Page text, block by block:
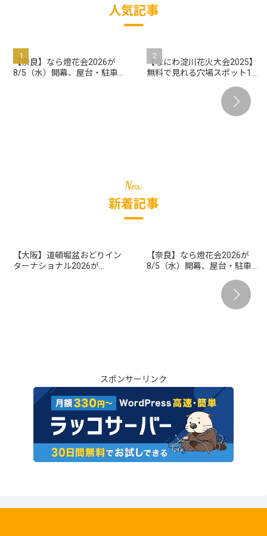
人気記事
【奈良】なら燈花会2026が
8/5（水）開幕、屋台・駐車
【なにわ淀川花火大会2025】
無料で見れる穴場スポット10
新着記事
【大阪】道頓堀盆おどりイン
ターナショナル2026が
【奈良】なら燈花会2026が
8/5（水）開幕、屋台・駐車
スポンサーリンク